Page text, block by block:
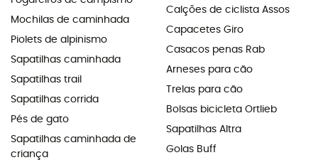
Mochilas de caminhada
Piolets de alpinismo
Sapatilhas caminhada
Sapatilhas trail
Sapatilhas corrida
Pés de gato
Sapatilhas caminhada de
criança
Calções de ciclista Assos
Capacetes Giro
Casacos penas Rab
Arneses para cão
Trelas para cão
Bolsas bicicleta Ortlieb
Sapatilhas Altra
Golas Buff